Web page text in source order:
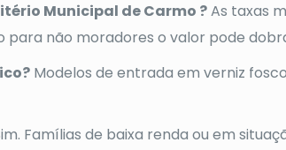
Municipal de Carmo ?As taxas
para não moradores o valor pode
Modelos de entrada em verniz
Famílias de baixa renda ou em